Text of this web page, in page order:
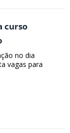
curso
no dia
vagas para